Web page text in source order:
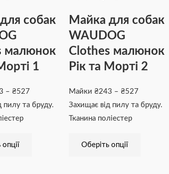
собак
малюнок
1
– ₴527
до
пилу та бруду.
варіантів.
Параметри
можна
вибрати
товару
Майка для собак
WAUDOG
Clothes малюнок
Рік та Морті 2
Майки ₴243 – ₴527
до
Захищає від пилу та бруду.
Тканина поліестер
Оберіть опції
варіантів.
можна
вибрати
товару